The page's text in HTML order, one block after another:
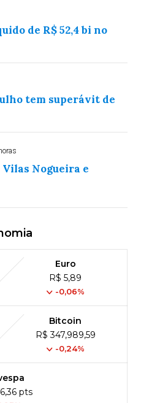
de R$ 52,4 bi no
tem superávit de
Nogueira e
Euro
R$ 5,89
-0,06%
Bitcoin
R$ 347,989,59
-0,24%
pts